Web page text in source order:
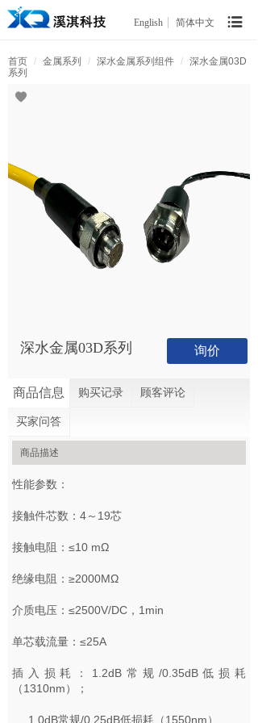
English 简体中文
首页 / 金属系列 / 深水金属系列组件 / 深水金属03D
系列
深水金属03D系列
商品信息 购买记录 顾客评论
买家问答
商品描述
性能参数：
接触件芯数：4～19芯
接触电阻：≤10 mΩ
绝缘电阻：≥2000MΩ
介质电压：≤2500V/DC，1min
单芯载流量：≤25A
插入损耗：1.2dB常规/0.35dB低损耗
（1310nm）；
1.0dB常规/0.25dB低损耗（1550nm）
询价